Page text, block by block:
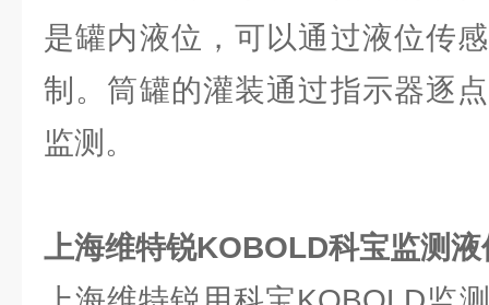
是罐内液位，可以通过液位传
制。筒罐的灌装通过指示器逐
监测。
上海维特锐KOBOLD科宝监测